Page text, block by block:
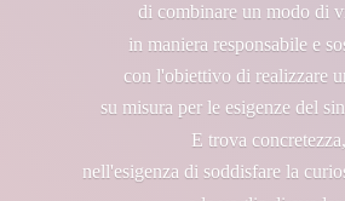
di combinare un modo di
in maniera responsabile e
con l'obiettivo di realizzare
su misura per le esigenze del
E trova concretezza,
nell'esigenza di soddisfare la